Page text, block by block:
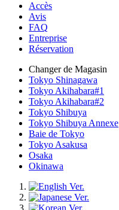
Accès
Avis
FAQ
Entreprise
Réservation
Changer de Magasin
Tokyo Shinagawa
Tokyo Akihabara#1
Tokyo Akihabara#2
Tokyo Shibuya
Tokyo Shibuya Annexe
Baie de Tokyo
Tokyo Asakusa
Osaka
Okinawa